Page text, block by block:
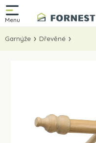
Garnýže Dřevěné